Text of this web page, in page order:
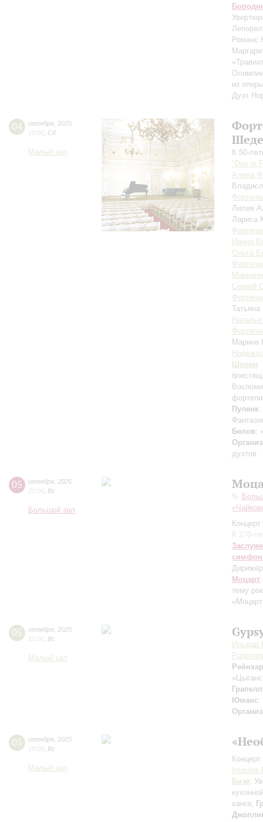
Романс
из
Дуэт
04 октября 2025
19:00 Сб
Малый зал
К 50-
"Duo in
Алина
Лилия
Лариса
Ирина
Ольга
Сергей
Марина
Шопен:
Пуленк:
Белов:
дуэтов
05 октября 2025
20:00 Вс
Большой зал
К 270-
Моцарт
тему
05 октября 2025
15:00 Вс
Малый зал
Ильдар
Юманс:
05 октября 2025
19:00 Вс
Малый зал
Impulse
Бизе:
ханга;